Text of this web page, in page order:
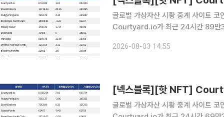
글로벌 가상자산 시황 중계 사이트
Courtyard.io가 최근 24시간 89만
량 28만4465달러를 기록하며 바닥
2026-08-03 14:55
글로벌 가상자산 시황 중계 사이트